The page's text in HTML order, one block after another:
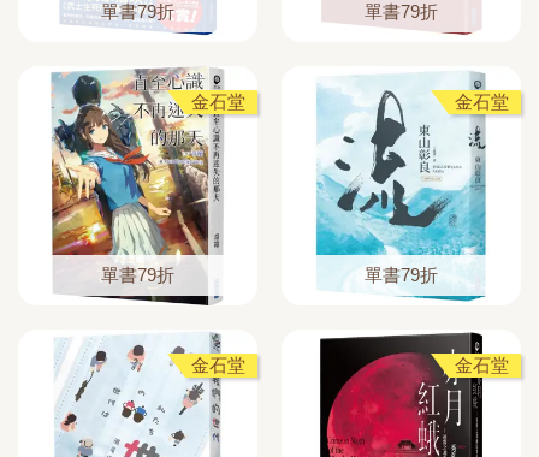
單書79折 單書79折
金石堂
單書79折
金石堂
單書79折
金石堂 金石堂